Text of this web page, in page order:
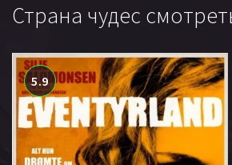
Страна чудес
5.9